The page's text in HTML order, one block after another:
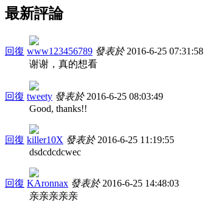
最新評論
回復 www123456789 發表於 2016-6-25 07:31:58
谢谢，真的想看
回復 tweety 發表於 2016-6-25 08:03:49
Good, thanks!!
回復 killer10X 發表於 2016-6-25 11:19:55
dsdcdcdcwec
回復 KAronnax 發表於 2016-6-25 14:48:03
亲亲亲亲亲